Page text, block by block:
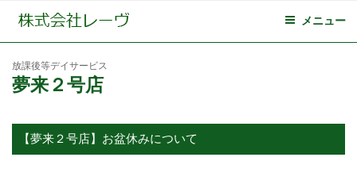
メニュー
放課後等デイサービス
夢来２号店
【夢来２号店】お盆休みについて